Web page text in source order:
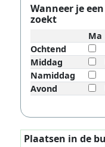
Wanneer je
zoekt
Ma
Ochtend
Middag
Namiddag
Avond
Plaatsen in de